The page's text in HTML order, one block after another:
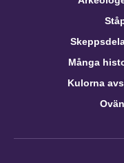
Många
Kulorna